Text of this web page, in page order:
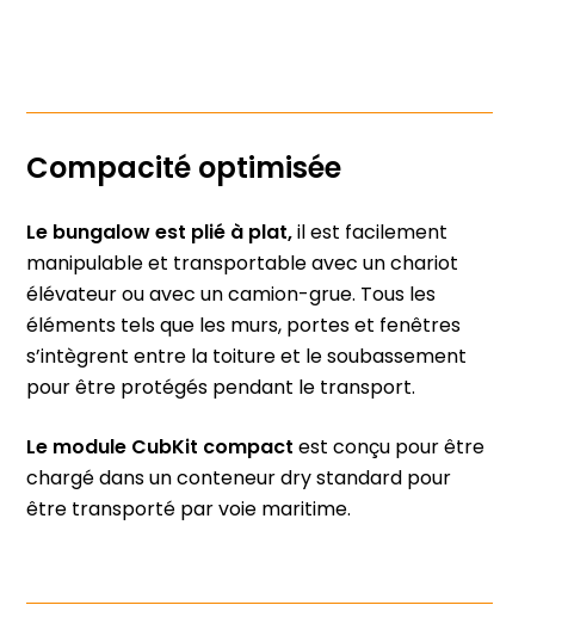
Compacité optimisée
Le bungalow est plié à plat,il est facilement
manipulable et transportable avec un chariot
élévateur ou avec un camion-grue. Tous les
éléments tels que les murs, portes et fenêtres
s’intègrent entre la toiture et le soubassement
pour être protégés pendant le transport.
Le module CubKit compactest conçu pour être
chargé dans unconteneur dry standardpour
être transporté par voie maritime.